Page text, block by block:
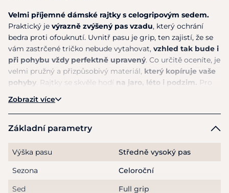
Velmi příjemné dámské rajtky s celogripovým sedem.
Praktický je výrazně zvýšený pas vzadu, který ochrání
bedra proti ofouknutí. Uvnitř pasu je grip, ten zajistí, že se
vám zastrčené tričko nebude vytahovat, vzhled tak bude i
při pohybu vždy perfektně upravený. Co určitě oceníte, je
velmi pružný a přizpůsobivý materiál, který kopíruje vaše
pohyby . Rajtky se skvěle hodí na jaro, léto i podzim.
Pro
telefon je určená kapsa na zip na pravém stehně, zadní
kapsa na zip je pouze ozdobná. Zakončení nohavic je také z
pružného a jemnějšího materiálu, díky tomu se
botami.Celogripový sed vám dodá v sedlepříjemnou
Zobrazit více
Základní parametry
Výška pasu
Středně vysoký pas
Sezona
Celoroční
Sed
Full grip